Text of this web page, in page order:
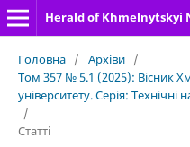
Головна / Архіви /
Том 357 № 5.1 (2025): Вісник
університету. Серія: Технічні
/
Статті